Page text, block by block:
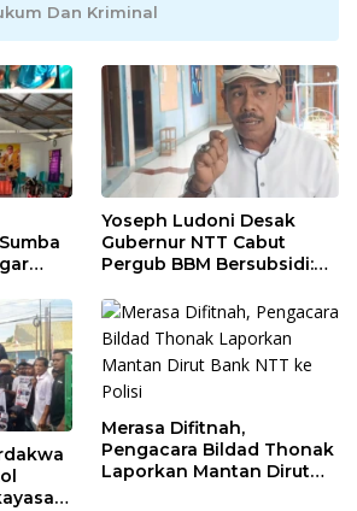
Dan Kriminal
Yoseph Ludoni Desak
Gubernur NTT Cabut
Pergub BBM Bersubsidi:
Tagih Pajak
Merasa Difitnah,
Pengacara Bildad Thonak
Laporkan Mantan Dirut